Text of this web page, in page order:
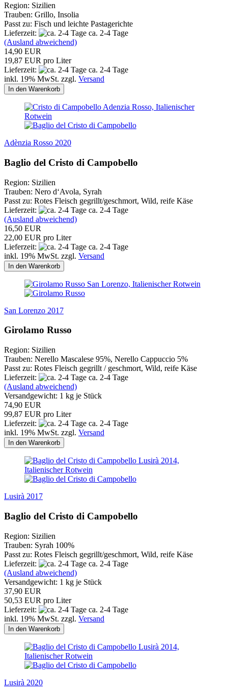
Region: Sizilien
Trauben: Grillo, Insolia
Passt zu: Fisch und leichte Pastagerichte
Lieferzeit:
ca. 2-4 Tage
(Ausland abweichend)
14,90 EUR
19,87 EUR pro Liter
Lieferzeit:
ca. 2-4 Tage
inkl. 19% MwSt. zzgl. Versand
In den Warenkorb
Adènzia Rosso 2020
Baglio del Cristo di Campobello
Region: Sizilien
Trauben: Nero d‘Avola, Syrah
Passt zu: Rotes Fleisch gegrillt/geschmort, Wild, reife Käse
Lieferzeit:
ca. 2-4 Tage
(Ausland abweichend)
16,50 EUR
22,00 EUR pro Liter
Lieferzeit:
ca. 2-4 Tage
inkl. 19% MwSt. zzgl. Versand
In den Warenkorb
San Lorenzo 2017
Girolamo Russo
Region: Sizilien
Trauben: Nerello Mascalese 95%, Nerello Cappuccio 5%
Passt zu: Rotes Fleisch gegrillt / geschmort, Wild, reife Käse
Lieferzeit:
ca. 2-4 Tage
(Ausland abweichend)
Versandgewicht: 1 kg je Stück
74,90 EUR
99,87 EUR pro Liter
Lieferzeit:
ca. 2-4 Tage
inkl. 19% MwSt. zzgl. Versand
In den Warenkorb
Lusirà 2017
Baglio del Cristo di Campobello
Region: Sizilien
Trauben: Syrah 100%
Passt zu: Rotes Fleisch gegrillt/geschmort, Wild, reife Käse
Lieferzeit:
ca. 2-4 Tage
(Ausland abweichend)
Versandgewicht: 1 kg je Stück
37,90 EUR
50,53 EUR pro Liter
Lieferzeit:
ca. 2-4 Tage
inkl. 19% MwSt. zzgl. Versand
In den Warenkorb
Lusirà 2020